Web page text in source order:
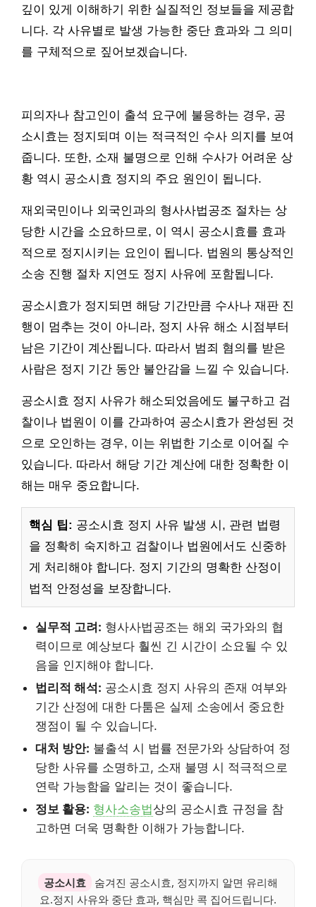
깊이 있게 이해하기 위한 실질적인 정보들을 제공합
니다. 각 사유별로 발생 가능한 중단 효과와 그 의미
를 구체적으로 짚어보겠습니다.
피의자나 참고인이 출석 요구에 불응하는 경우, 공
소시효는 정지되며 이는 적극적인 수사 의지를 보여
줍니다. 또한, 소재 불명으로 인해 수사가 어려운 상
황 역시 공소시효 정지의 주요 원인이 됩니다.
재외국민이나 외국인과의 형사사법공조 절차는 상
당한 시간을 소요하므로, 이 역시 공소시효를 효과
적으로 정지시키는 요인이 됩니다. 법원의 통상적인
소송 진행 절차 지연도 정지 사유에 포함됩니다.
공소시효가 정지되면 해당 기간만큼 수사나 재판 진
행이 멈추는 것이 아니라, 정지 사유 해소 시점부터
남은 기간이 계산됩니다. 따라서 범죄 혐의를 받은
사람은 정지 기간 동안 불안감을 느낄 수 있습니다.
공소시효 정지 사유가 해소되었음에도 불구하고 검
찰이나 법원이 이를 간과하여 공소시효가 완성된 것
으로 오인하는 경우, 이는 위법한 기소로 이어질 수
있습니다. 따라서 해당 기간 계산에 대한 정확한 이
해는 매우 중요합니다.
핵심 팁: 공소시효 정지 사유 발생 시, 관련 법령
을 정확히 숙지하고 검찰이나 법원에서도 신중하
게 처리해야 합니다. 정지 기간의 명확한 산정이
법적 안정성을 보장합니다.
실무적 고려: 형사사법공조는 해외 국가와의 협
력이므로 예상보다 훨씬 긴 시간이 소요될 수 있
음을 인지해야 합니다.
법리적 해석: 공소시효 정지 사유의 존재 여부와
기간 산정에 대한 다툼은 실제 소송에서 중요한
쟁점이 될 수 있습니다.
대처 방안: 불출석 시 법률 전문가와 상담하여 정
당한 사유를 소명하고, 소재 불명 시 적극적으로
연락 가능함을 알리는 것이 좋습니다.
정보 활용: 형사소송법상의 공소시효 규정을 참
고하면 더욱 명확한 이해가 가능합니다.
공소시효
숨겨진 공소시효, 정지까지 알면 유리해
요.정지 사유와 중단 효과, 핵심만 콕 집어드립니다.